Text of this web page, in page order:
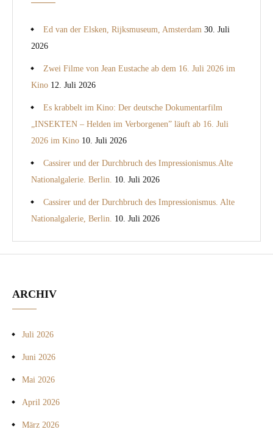
Ed van der Elsken, Rijksmuseum, Amsterdam 30. Juli
2026
Zwei Filme von Jean Eustache ab dem 16. Juli 2026 im
Kino 12. Juli 2026
Es krabbelt im Kino: Der deutsche Dokumentarfilm
„INSEKTEN – Helden im Verborgenen” läuft ab 16. Juli
2026 im Kino 10. Juli 2026
Cassirer und der Durchbruch des Impressionismus.Alte
Nationalgalerie. Berlin. 10. Juli 2026
Cassirer und der Durchbruch des Impressionismus. Alte
Nationalgalerie, Berlin. 10. Juli 2026
ARCHIV
Juli 2026
Juni 2026
Mai 2026
April 2026
März 2026